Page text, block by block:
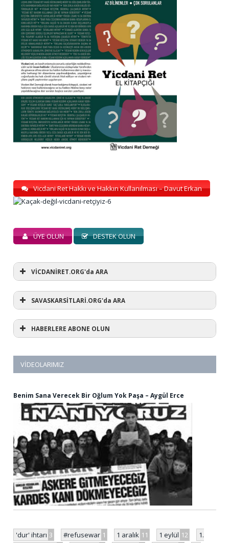
Vicdani Ret Hakkı ve Hakkın Kullanılması – Davut Erkan
ÜYE OLUN DESTEK OLUN
VİCDANİRET.ORG'da ARA
SAVASKARSİTLARİ.ORG'da ARA
HABERLERE ABONE OLUN
VIDEOLARIMIZ
Benim Sana Verecek Bir Oğlum Yok Paşa – Aygül Erce
'dur' ihtarı 3 #refusewar 1 1 aralık 11 1 eylül 12
1.